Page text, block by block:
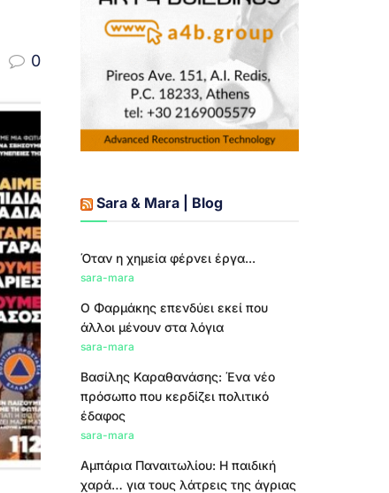
0
Sara & Mara | Blog
Όταν η χημεία φέρνει έργα...
sara-mara
Ο Φαρμάκης επενδύει εκεί που
άλλοι μένουν στα λόγια
sara-mara
Βασίλης Καραθανάσης: Ένα νέο
πρόσωπο που κερδίζει πολιτικό
έδαφος
sara-mara
Αμπάρια Παναιτωλίου: Η παιδική
χαρά… για τους λάτρεις της άγριας